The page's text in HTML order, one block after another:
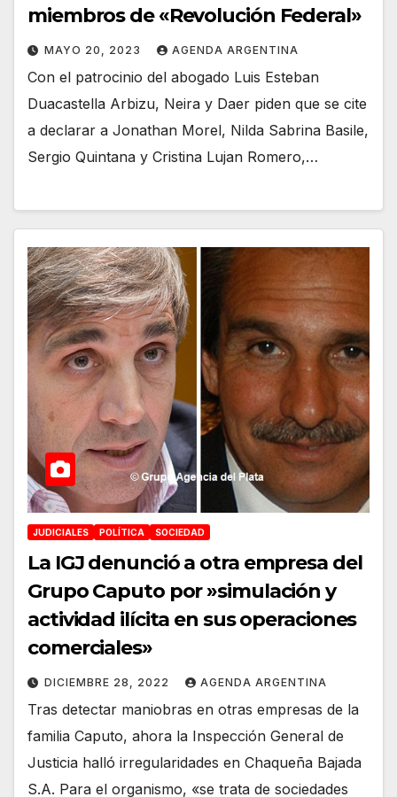
miembros de «Revolución Federal»
MAYO 20, 2023 AGENDA ARGENTINA
Con el patrocinio del abogado Luis Esteban
Duacastella Arbizu, Neira y Daer piden que se cite
a declarar a Jonathan Morel, Nilda Sabrina Basile,
Sergio Quintana y Cristina Lujan Romero,…
JUDICIALES POLÍTICA SOCIEDAD
La IGJ denunció a otra empresa del
Grupo Caputo por »simulación y
actividad ilícita en sus operaciones
comerciales»
DICIEMBRE 28, 2022 AGENDA ARGENTINA
Tras detectar maniobras en otras empresas de la
familia Caputo, ahora la Inspección General de
Justicia halló irregularidades en Chaqueña Bajada
S.A. Para el organismo, «se trata de sociedades